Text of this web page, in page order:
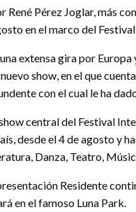
René Pérez Joglar, más
en el marco del
extensa gira por
show, en el que
con el cual le ha
central del Festival
desde el 4 de agosto y
Danza, Teatro,
Residente
en el famoso Luna Park.